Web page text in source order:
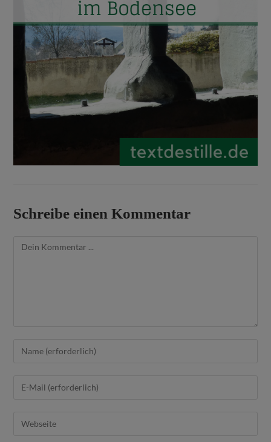
Schreibe einen Kommentar